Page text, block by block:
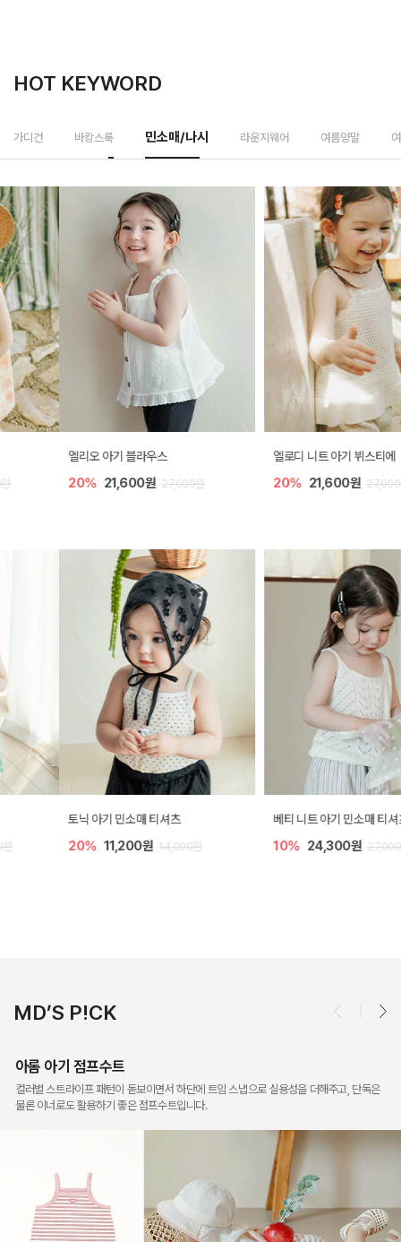
HOT KEYWORD
가디건 바캉스룩 민소매/나시 라운지웨어 여름양말
엘리오 아기 블라우스
20% 21,600원 27,000원
엘로디 니트 아기 뷔스티에
21,600원 27,000원
토닉 아기 민소매 티셔츠
20% 11,200원 14,000원
베티 니트 아기 민소매 티셔츠
24,300원 27,000원
MD’S P!CK
아롬 아기 점프수트
컬러별 스트라이프 패턴이 돋보이면서 하단에 트임 스냅으로 실용성을 더해주고, 단독은
물론 이너로도 활용하기 좋은 점프수트입니다.